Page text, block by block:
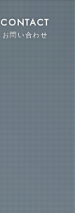
CONTACT
お問い合わせ